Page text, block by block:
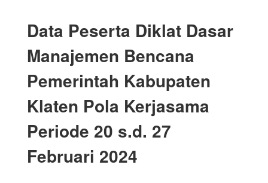
Data Peserta Diklat Dasar
Manajemen Bencana
Pemerintah Kabupaten
Klaten Pola Kerjasama
Periode 20 s.d. 27
Februari 2024